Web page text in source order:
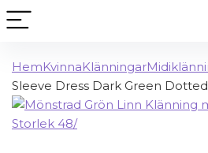
HemKvinnaKlänningar
Sleeve Dress Dark Green